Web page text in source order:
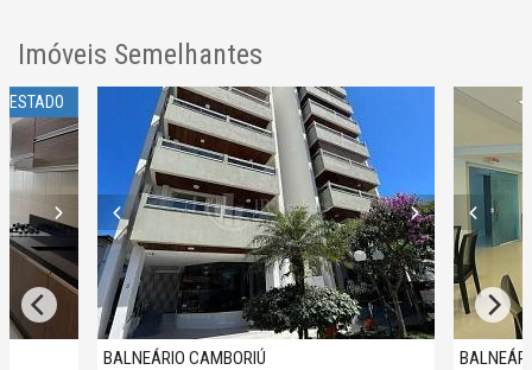
Imóveis Semelhantes
ESTADO
BALNEÁRIO CAMBORIÚ